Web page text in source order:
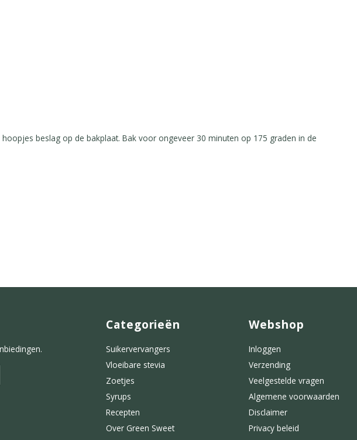
beslag op de bakplaat. Bak voor ongeveer 30 minuten op 175 graden in de
Categorieën
Suikervervangers
Vloeibare stevia
Zoetjes
Syrups
Recepten
Over Green Sweet
Webshop
Inloggen
Verzending
Veelgestelde vragen
Algemene voorwaarden
Disclaimer
Privacy beleid